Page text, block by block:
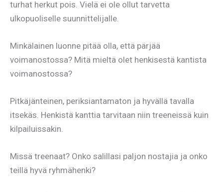
turhat herkut pois. Vielä ei ole ollut tarvetta
ulkopuoliselle suunnittelijalle.
Minkälainen luonne pitää olla, että pärjää
voimanostossa? Mitä mieltä olet henkisestä kantista
voimanostossa?
Pitkäjänteinen, periksiantamaton ja hyvällä tavalla
itsekäs. Henkistä kanttia tarvitaan niin treeneissä kuin
kilpailuissakin.
Missä treenaat? Onko salillasi paljon nostajia ja onko
teillä hyvä ryhmähenki?